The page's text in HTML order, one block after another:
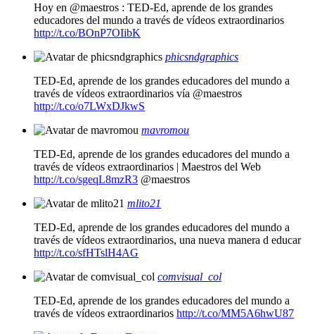
Hoy en @maestros : TED-Ed, aprende de los grandes
educadores del mundo a través de vídeos extraordinarios
http://t.co/BOnP7OIibK
phicsndgraphics
TED-Ed, aprende de los grandes educadores del mundo a
través de vídeos extraordinarios vía @maestros
http://t.co/o7LWxDJkwS
mavromou
TED-Ed, aprende de los grandes educadores del mundo a
través de vídeos extraordinarios | Maestros del Web
http://t.co/sgeqL8mzR3 @maestros
mlito21
TED-Ed, aprende de los grandes educadores del mundo a
través de vídeos extraordinarios, una nueva manera d educar
http://t.co/sfHTslH4AG
comvisual_col
TED-Ed, aprende de los grandes educadores del mundo a
través de vídeos extraordinarios http://t.co/MM5A6hwU87